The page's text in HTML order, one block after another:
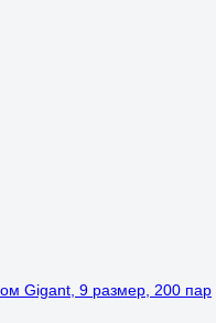
Gigant, 9 размер, 200 пар